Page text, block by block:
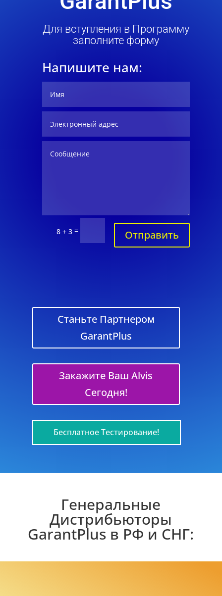
Для вступления в Программу
заполните форму
Напишите нам:
8 + 3 = Отправить
Станьте Партнером
GarantPlus
Закажите Ваш Alvis
Сегодня!
Бесплатное Тестирование!
Генеральные
Дистрибьюторы
GarantPlus в РФ и СНГ: